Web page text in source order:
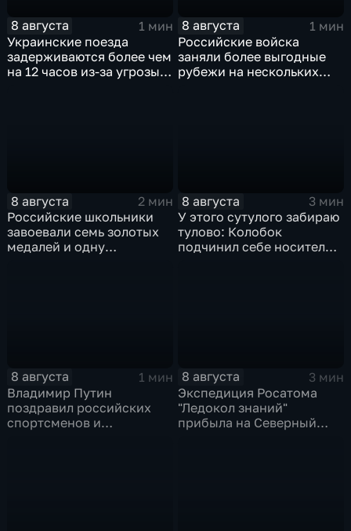
8 августа
1 мин
Украинские поезда
задерживаются более чем
на 12 часов из-за угрозы
8 августа
1 мин
Российские войска
заняли более выгодные
рубежи на нескольких
8 августа
2 мин
Российские школьники
завоевали семь золотых
медалей и одну
8 августа
3 мин
У этого сутулого забираю
тулово: Колобок
подчинил себе носителя в
8 августа
1 мин
Владимир Путин
поздравил российских
спортсменов и
8 августа
3 мин
Экспедиция Росатома
"Ледокол знаний"
прибыла на Северный